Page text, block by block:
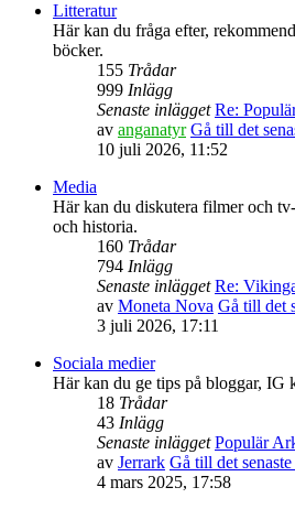
Litteratur
Här kan du fråga efter,
böcker.
155 Trådar
999 Inlägg
Senaste inlägget Re:
av anganatyr Gå till det
10 juli 2026, 11:52
Media
Här kan du diskutera filmer och
och historia.
160 Trådar
794 Inlägg
Senaste inlägget Re:
av Moneta Nova Gå till det
3 juli 2026, 17:11
Sociala medier
Här kan du ge tips på bloggar, IG
18 Trådar
43 Inlägg
Senaste inlägget Populär
av Jerrark Gå till det
4 mars 2025, 17:58